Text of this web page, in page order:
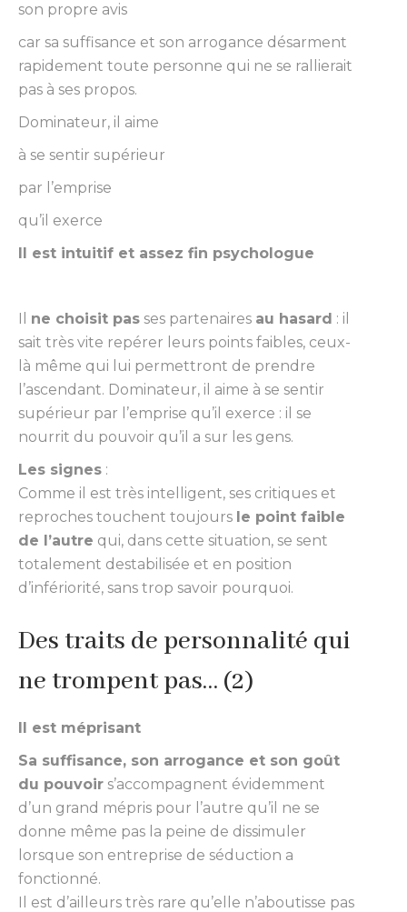
son propre avis
car sa suffisance et son arrogance désarment
rapidement toute personne qui ne se rallierait
pas à ses propos.
Dominateur, il aime
à se sentir supérieur
par l’emprise
qu’il exerce
Il est intuitif et assez fin psychologue
Il ne choisit pas ses partenaires au hasard : il
sait très vite repérer leurs points faibles, ceux-
là même qui lui permettront de prendre
l’ascendant. Dominateur, il aime à se sentir
supérieur par l’emprise qu’il exerce : il se
nourrit du pouvoir qu’il a sur les gens.
Les signes :
Comme il est très intelligent, ses critiques et
reproches touchent toujours le point faible
de l’autre qui, dans cette situation, se sent
totalement destabilisée et en position
d’infériorité, sans trop savoir pourquoi.
Des traits de personnalité qui
ne trompent pas… (2)
Il est méprisant
Sa suffisance, son arrogance et son goût
du pouvoir s’accompagnent évidemment
d’un grand mépris pour l’autre qu’il ne se
donne même pas la peine de dissimuler
lorsque son entreprise de séduction a
fonctionné.
Il est d’ailleurs très rare qu’elle n’aboutisse pas